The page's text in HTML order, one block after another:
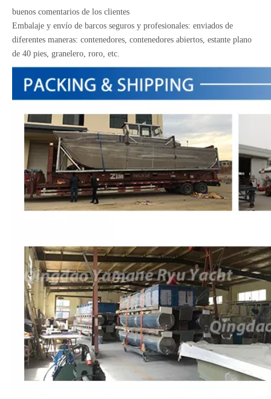
buenos comentarios de los clientes
Embalaje y envío de barcos seguros y profesionales: enviados de
diferentes maneras: contenedores, contenedores abiertos, estante plano
de 40 pies, granelero, roro, etc.